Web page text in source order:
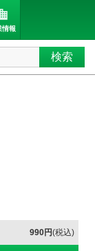
検索
情報
990円(税込)